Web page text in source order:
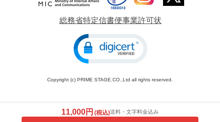
総務省特定信書便事業許可状
Copyright (c) PRIME STAGE.CO.,Ltd all rights reserved.
11,000円 (税込)送料・文字料金込み